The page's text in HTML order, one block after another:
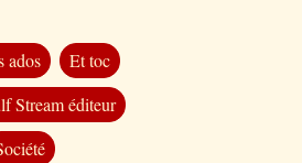
ados
Et toc
Stream éditeur